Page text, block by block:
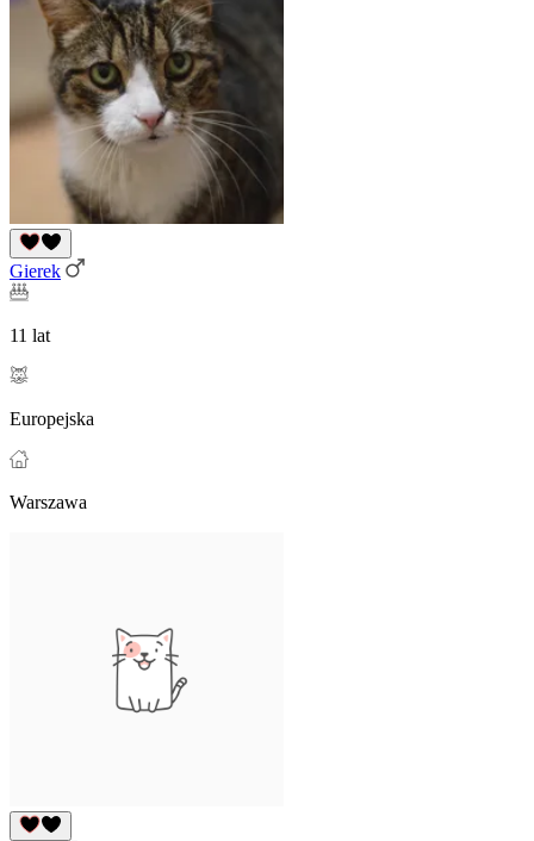
Gierek
11 lat
Europejska
Warszawa